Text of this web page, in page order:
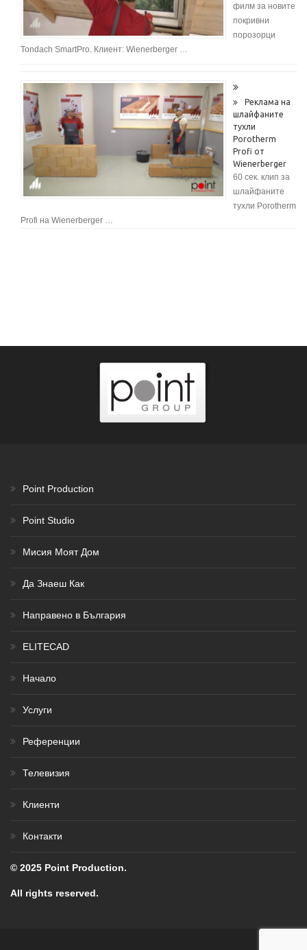
филм за новите
покривни
порозорци
Tondach SmartPro. Клиент: Wienerberger …
Реклама на
шлайфаните
тухли
Porotherm
Profi от
Wienerberger
60 сек. клип за
шлайфаните
тухли Porotherm
Profi на Wienerberger …
Point Production
Point Studio
Мисия Моят Дом
Да Знаеш Как
Направено в България
ELITECAD
Начало
Услуги
Референции
Телевизия
Клиенти
Контакти
© 2025 Point Production.
All rights reserved.